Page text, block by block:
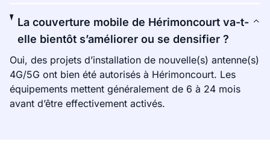
La couverture mobile de Hérimoncourt va-t-
elle bientôt s’améliorer ou se densifier ?
Oui, des projets d’installation de nouvelle(s) antenne(s)
4G/5G ont bien été autorisés à Hérimoncourt. Les
équipements mettent généralement de 6 à 24 mois
avant d’être effectivement activés.